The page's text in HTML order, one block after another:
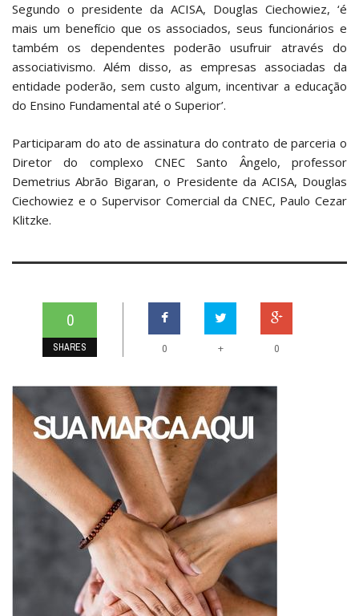
Segundo o presidente da ACISA, Douglas Ciechowiez, ‘é
mais um benefício que os associados, seus funcionários e
também os dependentes poderão usufruir através do
associativismo. Além disso, as empresas associadas da
entidade poderão, sem custo algum, incentivar a educação
do Ensino Fundamental até o Superior’.
Participaram do ato de assinatura do contrato de parceria o
Diretor do complexo CNEC Santo Ângelo, professor
Demetrius Abrão Bigaran, o Presidente da ACISA, Douglas
Ciechowiez e o Supervisor Comercial da CNEC, Paulo Cezar
Klitzke.
0
SHARES 0 + 0